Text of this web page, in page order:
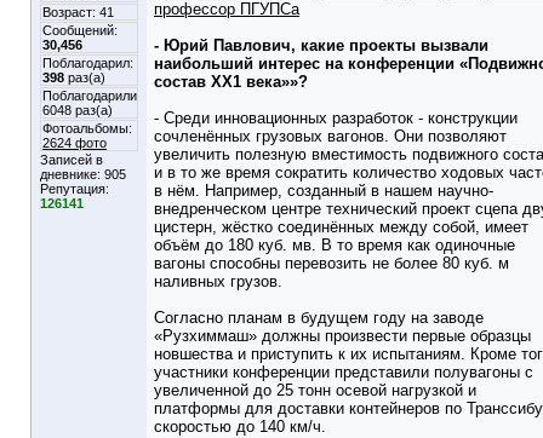
Возраст: 41
Сообщений:
30,456
Поблагодарил:
398 раз(а)
Поблагодарили
6048 раз(а)
Фотоальбомы:
2624 фото
Записей в
дневнике: 905
Репутация:
126141
профессор ПГУПСа
- Юрий Павлович, какие проекты вызвали
наибольший интерес на конференции
состав ХХ1 века»»?
- Среди инновационных разработок - конструкции
сочленённых грузовых вагонов. Они позволяют
увеличить полезную вместимость подвижного
и в то же время сократить количество ходовых
в нём. Например, созданный в нашем научно-
внедренческом центре технический проект сцепа
цистерн, жёстко соединённых между собой, имеет
объём до 180 куб. мв. В то время как одиночные
вагоны способны перевозить не более 80 куб. м
наливных грузов.
Согласно планам в будущем году на заводе
«Рузхиммаш» должны произвести первые образцы
новшества и приступить к их испытаниям. Кроме
участники конференции представили полувагоны с
увеличенной до 25 тонн осевой нагрузкой и
платформы для доставки контейнеров по
скоростью до 140 км/ч.